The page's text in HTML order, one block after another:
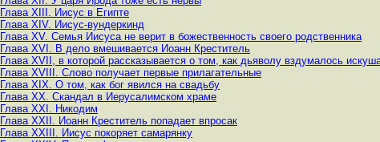
Глава XIII. Иисус в Египте
Глава XIV. Иисус-вундеркинд
Глава XV. Семья Иисуса не верит в божественность своего родственника
Глава XVI. В дело вмешивается Иоанн Креститель
Глава XVII, в которой рассказывается о том, как дьяволу вздумалось
Глава XVIII. Слово получает первые прилагательные
Глава XIX. О том, как бог явился на свадьбу
Глава XX. Скандал в Иерусалимском храме
Глава XXI. Никодим
Глава XXII. Иоанн Креститель попадает впросак
Глава XXIII. Иисус покоряет самарянку